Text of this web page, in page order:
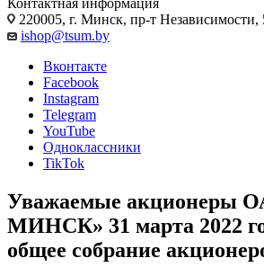
Контактная информация
220005, г. Минск, пр-т Независимости,
ishop@tsum.by
Вконтакте
Facebook
Instagram
Telegram
YouTube
Одноклассники
TikTok
Уважаемые акционеры
МИНСК» 31 марта 2022
общее собрание